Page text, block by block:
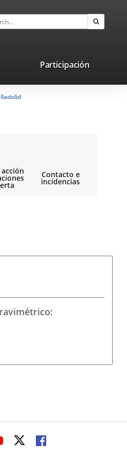
Participación
Contacto e
incidencias
LINK
LINKLINK